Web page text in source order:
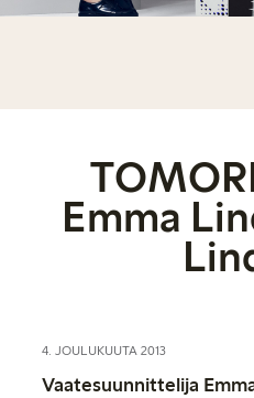
Emma
4. JOULUKUUTA 2013
Vaatesuunnittelija